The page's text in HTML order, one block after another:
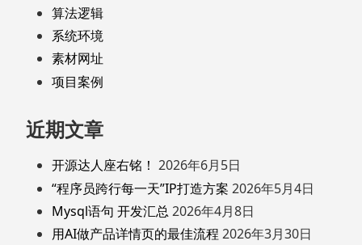
算法逻辑
系统环境
素材网址
项目案例
近期文章
开源达人座右铭！ 2026年6月5日
“程序员跨行每一天”IP打造方案 2026年5月4日
Mysql语句 开发汇总 2026年4月8日
用AI做产品详情页的最佳流程 2026年3月30日